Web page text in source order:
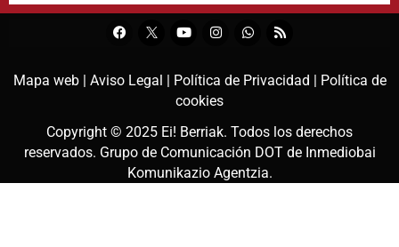
Mapa web | Aviso Legal | Política de Privacidad | Política de
cookies
Copyright © 2025 Ei! Berriak. Todos los derechos
reservados. Grupo de Comunicación DOT de Inmediobai
Komunikazio Agentzia.